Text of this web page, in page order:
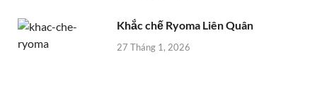
Khắc chế Ryoma Liên Quân
27 Tháng 1, 2026